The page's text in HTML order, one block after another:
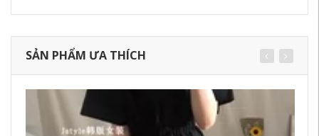
SẢN PHẨM ƯA THÍCH